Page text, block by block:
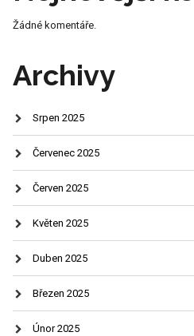
Žádné komentáře.
Archivy
Srpen 2025
Červenec 2025
Červen 2025
Květen 2025
Duben 2025
Březen 2025
Únor 2025